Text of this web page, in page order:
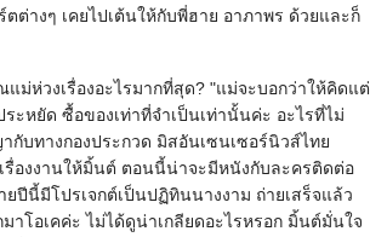
ต่างๆ เคยไปเต้นให้กับพี่ฮาย อาภาพร ด้วยและก็
ม่ห่วงเรื่องอะไรมากที่สุด? "แม่จะบอกว่าให้คิดแต่
ระหยัด ซื้อของเท่าที่จำเป็นเท่านั้นค่ะ อะไรที่ไม่
บทางกองประกวด มิสอันเซนเซอร์นิวส์ไทย
องงานให้มิ้นต์ ตอนนี้น่าจะมีหนังกับละครติดต่อ
ปีนี้มีโปรเจกต์เป็นปฏิทินนางงาม ถ่ายเสร็จแล้ว
โอเคค่ะ ไม่ได้ดูน่าเกลียดอะไรหรอก มิ้นต์มั่นใจ